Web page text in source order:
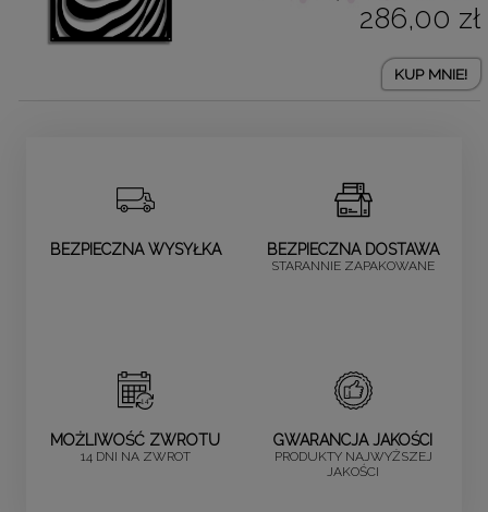
286,00 zł
KUP MNIE!
BEZPIECZNA WYSYŁKA BEZPIECZNA DOSTAWA
STARANNIE ZAPAKOWANE
MOŻLIWOŚĆ ZWROTU
14 DNI NA ZWROT
GWARANCJA JAKOŚCI
PRODUKTY NAJWYŻSZEJ
JAKOŚCI